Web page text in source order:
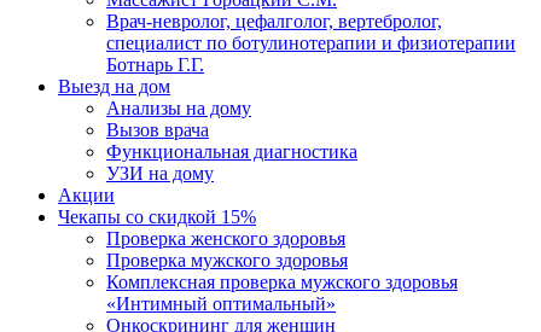
Врач-невролог, цефалголог, вертебролог,
специалист по ботулинотерапии и физиотерапии
Ботнарь Г.Г.
Выезд на дом
Анализы на дому
Вызов врача
Функциональная диагностика
УЗИ на дому
Акции
Чекапы со скидкой 15%
Проверка женского здоровья
Проверка мужского здоровья
Комплексная проверка мужского здоровья
«Интимный оптимальный»
Онкоcкрининг для женщин